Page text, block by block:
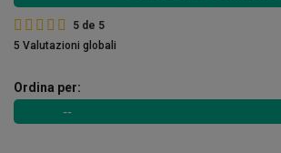
5 de 5
5 Valutazioni globali
Ordina per: